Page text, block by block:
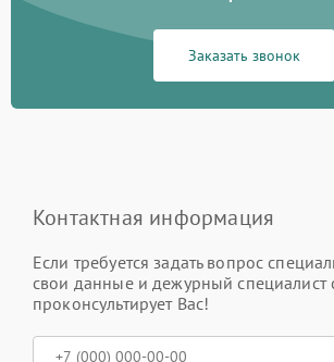
Заказать звонок
Контактная информация
Если требуется задать вопрос
свои данные и дежурный специалист
проконсультирует Вас!